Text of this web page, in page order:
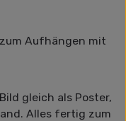
gleich als Poster,
Alles fertig zum